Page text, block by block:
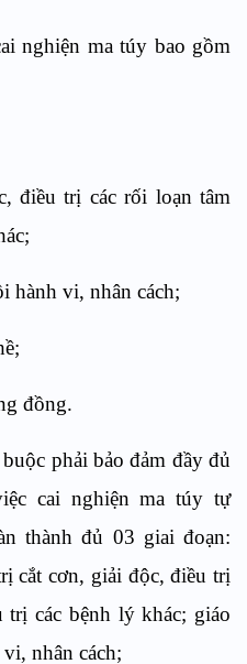
nghiện ma túy bao gồm
điều trị các rối loạn tâm
hành vi, nhân cách;
đồng.
phải bảo đảm đầy đủ
cai nghiện ma túy tự
thành đủ 03 giai đoạn:
cắt cơn, giải độc, điều trị
trị các bệnh lý khác; giáo
vi, nhân cách;